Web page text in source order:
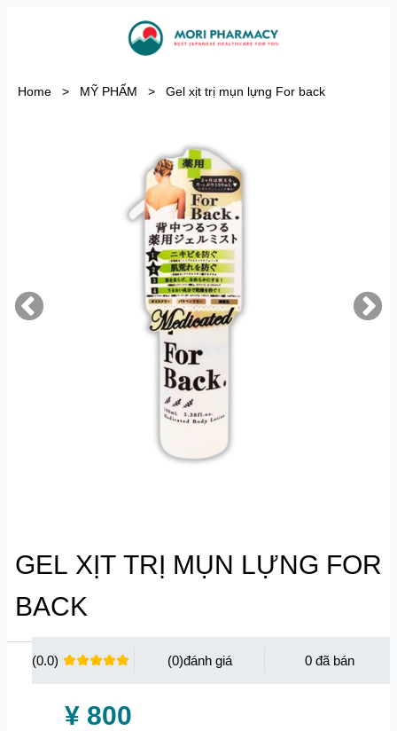
Home > MỸ PHẨM > Gel xịt trị mụn lựng For back
0
(0)
(0.0)
¥ 800
GEL XỊT TRỊ MỤN LỰNG FOR
BACK